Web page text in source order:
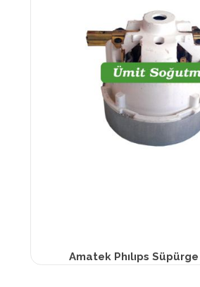
Amatek Phılıps